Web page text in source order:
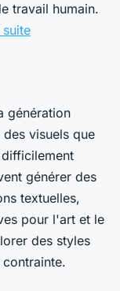
travail humain.
génération
visuels que
générer des
textuelles,
pour l'art et le
des styles